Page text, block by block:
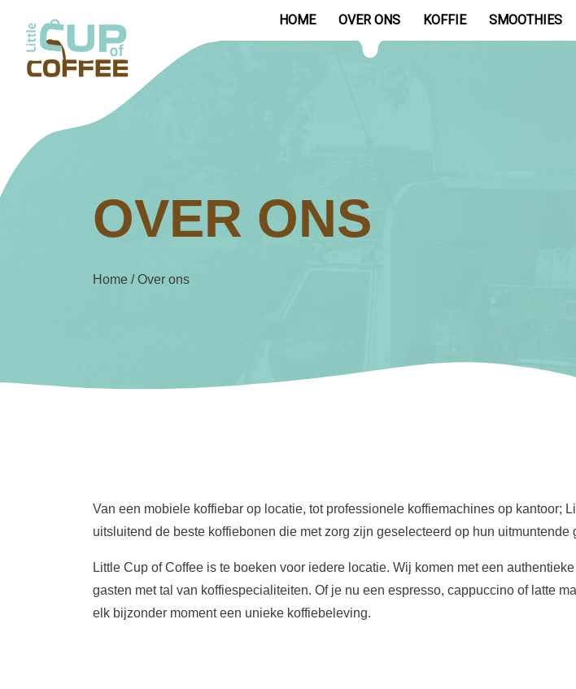
HOME OVER ONS KOFFIE SMOOTHIES
OVER ONS
Home /Over ons
Van een mobiele koffiebar op locatie, tot professionele koffiemachines op kantoor;
uitsluitend de beste koffiebonen die met zorg zijn geselecteerd op hun uitmuntende
Little Cup of Coffee is te boeken voor iedere locatie. Wij komen met een
gasten met tal van koffiespecialiteiten. Of je nu een espresso, cappuccino of latte
elk bijzonder moment een unieke koffiebeleving.